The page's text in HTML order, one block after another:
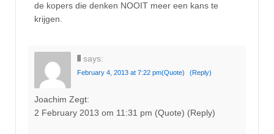
de kopers die denken NOOIT meer een kans te
krijgen.
ll says:
February 4, 2013 at 7:22 pm(Quote) (Reply)
Joachim Zegt:
2 February 2013 om 11:31 pm (Quote) (Reply)